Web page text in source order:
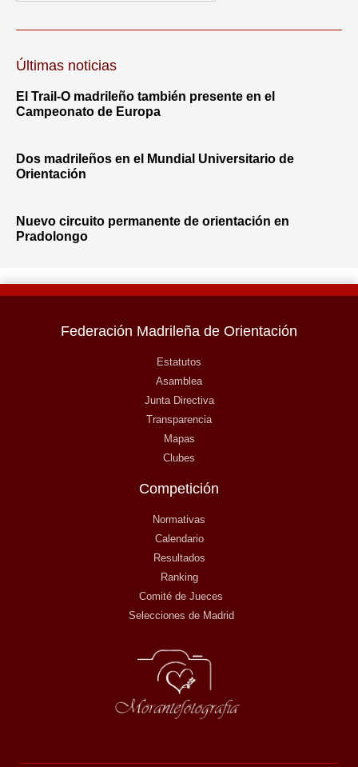
Últimas noticias
El Trail-O madrileño también presente en el
Campeonato de Europa
Dos madrileños en el Mundial Universitario de
Orientación
Nuevo circuito permanente de orientación en
Pradolongo
Federación Madrileña de Orientación
Estatutos
Asamblea
Junta Directiva
Transparencia
Mapas
Clubes
Competición
Normativas
Calendario
Resultados
Ranking
Comité de Jueces
Selecciones de Madrid